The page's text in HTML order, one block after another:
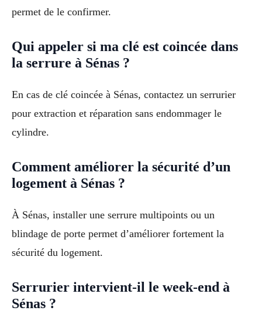
permet de le confirmer.
Qui appeler si ma clé est coincée dans
la serrure à Sénas ?
En cas de clé coincée à Sénas, contactez un serrurier
pour extraction et réparation sans endommager le
cylindre.
Comment améliorer la sécurité d’un
logement à Sénas ?
À Sénas, installer une serrure multipoints ou un
blindage de porte permet d’améliorer fortement la
sécurité du logement.
Serrurier intervient-il le week-end à
Sénas ?